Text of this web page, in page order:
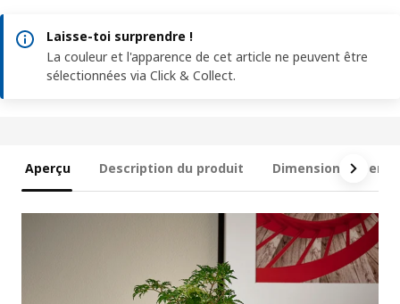
Laisse-toi surprendre !
La couleur et l'apparence de cet article ne peuvent être
sélectionnées via Click & Collect.
Aperçu Description du produit Dimensions et